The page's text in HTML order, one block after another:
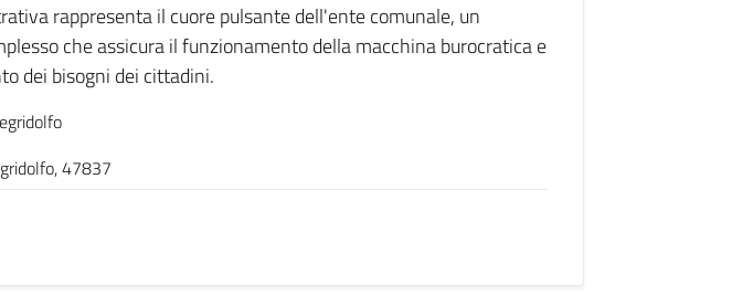
rappresenta il cuore pulsante dell'ente comunale, un
che assicura il funzionamento della macchina burocratica e
dei bisogni dei cittadini.
47837